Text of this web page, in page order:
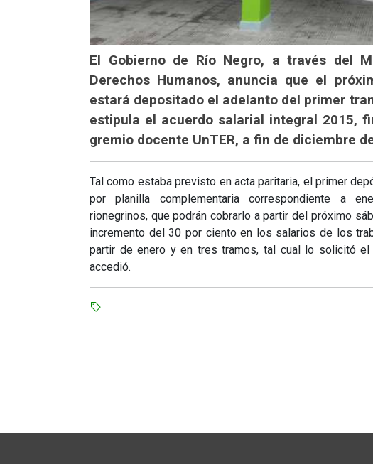
El Gobierno de Río Negro, a través del
Derechos Humanos, anuncia que el
estará depositado el adelanto del primer
estipula el acuerdo salarial integral 2015,
gremio docente UnTER, a fin de diciembre
Tal como estaba previsto en acta paritaria, el primer
por planilla complementaria correspondiente a
rionegrinos, que podrán cobrarlo a partir del próximo
incremento del 30 por ciento en los salarios de los
partir de enero y en tres tramos, tal cual lo solicitó el
accedió.